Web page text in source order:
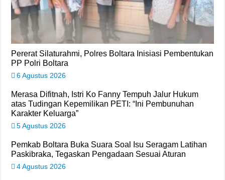
Pererat Silaturahmi, Polres Boltara Inisiasi Pembentukan
PP Polri Boltara
6 Agustus 2026
Merasa Difitnah, Istri Ko Fanny Tempuh Jalur Hukum
atas Tudingan Kepemilikan PETI: “Ini Pembunuhan
Karakter Keluarga”
5 Agustus 2026
Pemkab Boltara Buka Suara Soal Isu Seragam Latihan
Paskibraka, Tegaskan Pengadaan Sesuai Aturan
4 Agustus 2026